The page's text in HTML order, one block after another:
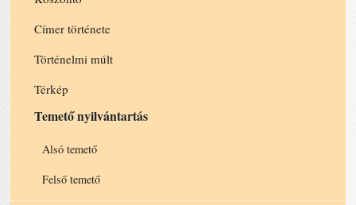
Címer története
Történelmi múlt
Térkép
Temető nyilvántartás
Alsó temető
Felső temető